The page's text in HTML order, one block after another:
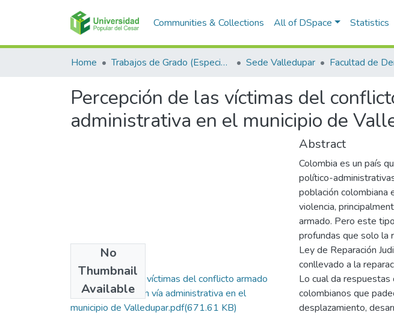
Communities & Collections All of DSpace Statistics
Home Trabajos de Grado (Especializaciones y Pregrados) Sede Valledupar
Percepción de las víctimas del
administrativa en el municipio de
No
Thumbnail
Available
Percepción de las víctimas del conflicto armado
sobre la reparación vía administrativa en el
municipio de Valledupar.pdf(671.61 KB)
Abstract
Colombia es un país
político-
población colombiana
violencia,
armado. Pero este
profundas que solo la
Ley de Reparación
conllevado a la
Lo cual da respuestas
colombianos que
desplazamiento,